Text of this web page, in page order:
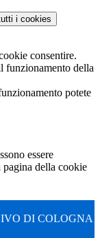
i cookies
consentire.
funzionamento della
potete
essere
della cookie
DI COLOGNA